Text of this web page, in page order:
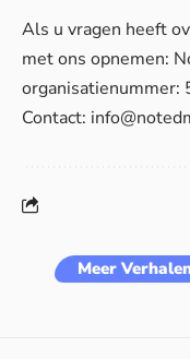
Als u vragen heeft
met ons opnemen:
Contact:
Meer